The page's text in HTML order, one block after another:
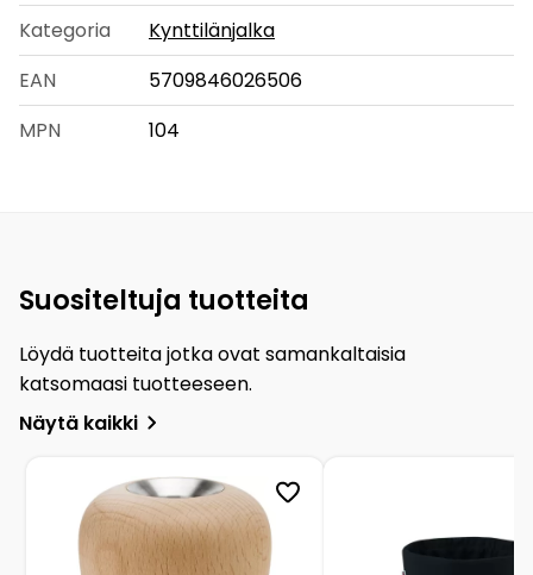
Kategoria
Kynttilänjalka
EAN
5709846026506
MPN
104
Suositeltuja tuotteita
Löydä tuotteita jotka ovat samankaltaisia
katsomaasi tuotteeseen.
Näytä kaikki